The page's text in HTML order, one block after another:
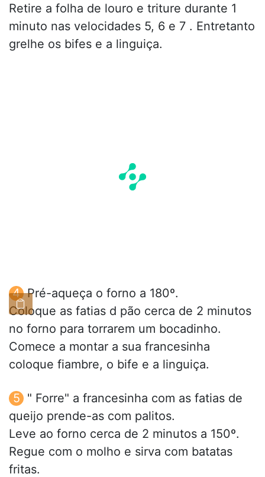
Retire a folha de louro e triture durante 1
minuto nas velocidades 5, 6 e 7 . Entretanto
grelhe os bifes e a linguiça.
Pré-aqueça o forno a 180º.
Coloque as fatias d pão cerca de 2 minutos
no forno para torrarem um bocadinho.
Comece a montar a sua francesinha
coloque fiambre, o bife e a linguiça.
" Forre" a francesinha com as fatias de
queijo prende-as com palitos.
Leve ao forno cerca de 2 minutos a 150º.
Regue com o molho e sirva com batatas
fritas.